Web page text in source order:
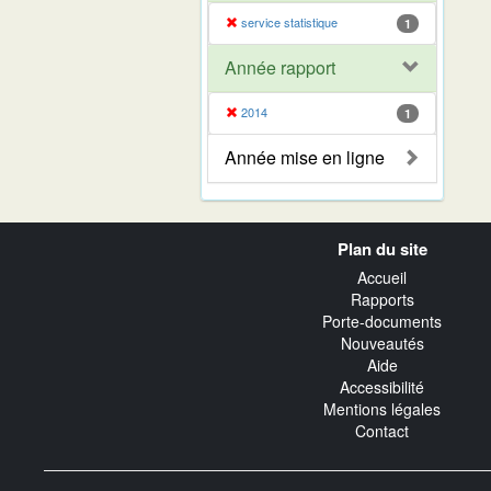
service statistique 1
Année rapport
2014 1
Année mise en ligne
Plan du site
Accueil
Rapports
Porte-documents
Nouveautés
Aide
Accessibilité
Mentions légales
Contact